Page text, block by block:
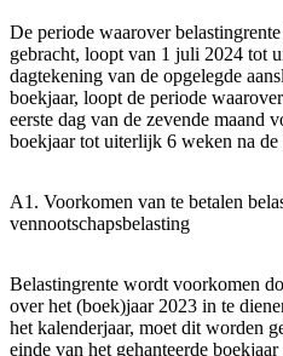
De periode waarover
gebracht, loopt van 1 juli 2024 tot
dagtekening van de opgelegde
boekjaar, loopt de periode
eerste dag van de zevende maand
boekjaar tot uiterlijk 6 weken na de
A1. Voorkomen van te betalen
vennootschapsbelasting
Belastingrente wordt voorkomen
over het (boek)jaar 2023 in te
het kalenderjaar, moet dit worden
einde van het gehanteerde